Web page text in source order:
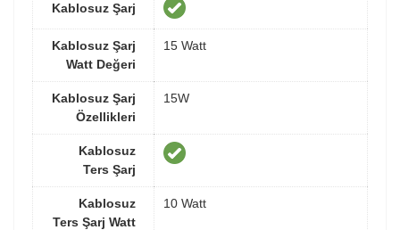
Kablosuz Şarj
Kablosuz Şarj
Watt Değeri
15 Watt
Kablosuz Şarj
Özellikleri
15W
Kablosuz
Ters Şarj
Kablosuz
Ters Şarj Watt
10 Watt